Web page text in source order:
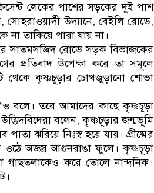
লেকের পাশের সড়কের দুই পাশ
উদ্যানে, বেইলি রোডে,
না তাকিয়ে পারা যায় না।
সাতমসজিদ রোডে সড়ক বিভাজকের
প্রতিবাদ উপেক্ষা করে তা সমূলে
কৃষ্ণচূড়ার চোখজুড়ানো শোভা
বলে। তবে আমাদের কাছে কৃষ্ণচূড়া
বলেন, কৃষ্ণচূড়ার জন্মভূমি
ঝরিয়ে নিঃস্ব হয়ে যায়। গ্রীষ্মের
ওঠে অজস্র আগুনরাঙা ফুলে। কৃষ্ণচূড়া
গাছতলাকেও করে তোলে নান্দনিক।